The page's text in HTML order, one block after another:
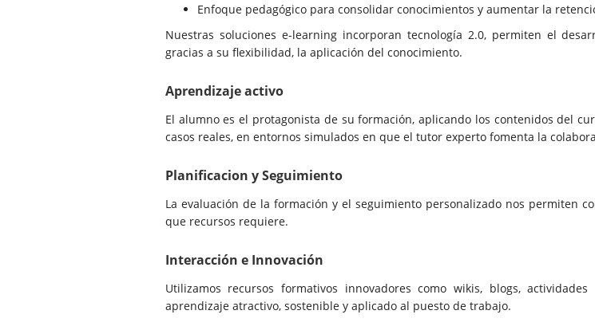
Enfoque pedagógico para consolidar conocimientos y aumentar la
Nuestras soluciones e-learning incorporan tecnología 2.0, permiten el
gracias a su flexibilidad, la aplicación del conocimiento.
Aprendizaje activo
El alumno es el protagonista de su formación, aplicando los contenidos del
casos reales, en entornos simulados en que el tutor experto fomenta la
Planificacion y Seguimiento
La evaluación de la formación y el seguimiento personalizado nos permiten
que recursos requiere.
Interacción e Innovación
Utilizamos recursos formativos innovadores como wikis, blogs,
aprendizaje atractivo, sostenible y aplicado al puesto de trabajo.